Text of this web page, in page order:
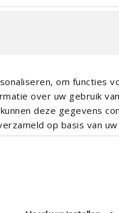
om functies
over uw gebruik
deze gegevens
op basis van uw